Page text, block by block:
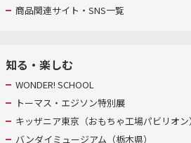
商品関連サイト・SNS一覧
知る・楽しむ
WONDER! SCHOOL
トーマス・エジソン特別展
キッザニア東京（おもちゃ工場パビリオ
バンダイミュージアム（栃木県）